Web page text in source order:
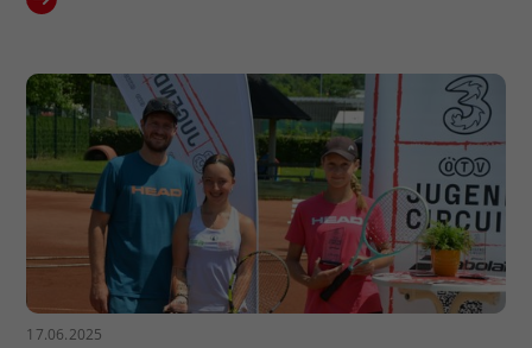
17.06.2025